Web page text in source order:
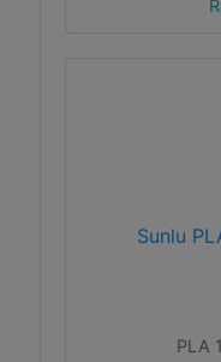
Sunlu
PLA